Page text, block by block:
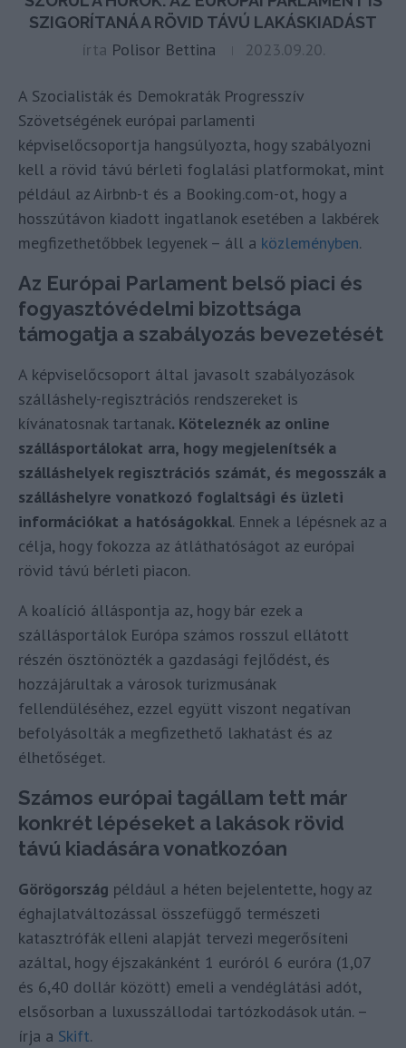
SZIGORÍTANÁ A RÖVID TÁVÚ LAKÁSKIADÁST
írta Polisor Bettina 2023.09.20.
A Szocialisták és Demokraták Progresszív
Szövetségének európai parlamenti
képviselőcsoportja hangsúlyozta, hogy szabályozni
kell a rövid távú bérleti foglalási platformokat, mint
például az Airbnb-t és a Booking.com-ot, hogy a
hosszútávon kiadott ingatlanok esetében a lakbérek
megfizethetőbbek legyenek – áll a közleményben.
Az Európai Parlament belső piaci és
fogyasztóvédelmi bizottsága
támogatja a szabályozás bevezetését
A képviselőcsoport által javasolt szabályozások
szálláshely-regisztrációs rendszereket is
kívánatosnak tartanak. Köteleznék az online
szállásportálokat arra, hogy megjelenítsék a
szálláshelyek regisztrációs számát, és megosszák a
szálláshelyre vonatkozó foglaltsági és üzleti
információkat a hatóságokkal. Ennek a lépésnek az a
célja, hogy fokozza az átláthatóságot az európai
rövid távú bérleti piacon.
A koalíció álláspontja az, hogy bár ezek a
szállásportálok Európa számos rosszul ellátott
részén ösztönözték a gazdasági fejlődést, és
hozzájárultak a városok turizmusának
fellendüléséhez, ezzel együtt viszont negatívan
befolyásolták a megfizethető lakhatást és az
élhetőséget.
Számos európai tagállam tett már
konkrét lépéseket a lakások rövid
távú kiadására vonatkozóan
Görögország például a héten bejelentette, hogy az
éghajlatváltozással összefüggő természeti
katasztrófák elleni alapját tervezi megerősíteni
azáltal, hogy éjszakánként 1 euróról 6 euróra (1,07
és 6,40 dollár között) emeli a vendéglátási adót,
elsősorban a luxusszállodai tartózkodások után. –
írja a Skift.